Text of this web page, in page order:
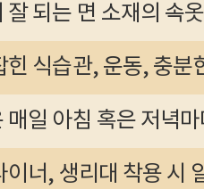
잘 되는 면 소재의 속
힌 식습관, 운동, 충분
매일 아침 혹은 저녁
이너, 생리대 착용 시